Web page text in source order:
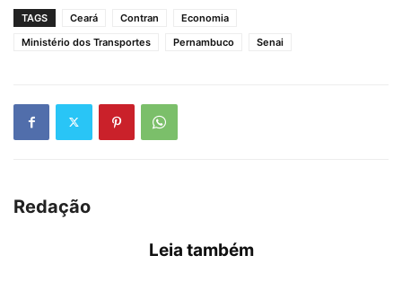
TAGS Ceará Contran
Economia
Ministério dos Transportes
Pernambuco Senai
Redação
Leia também